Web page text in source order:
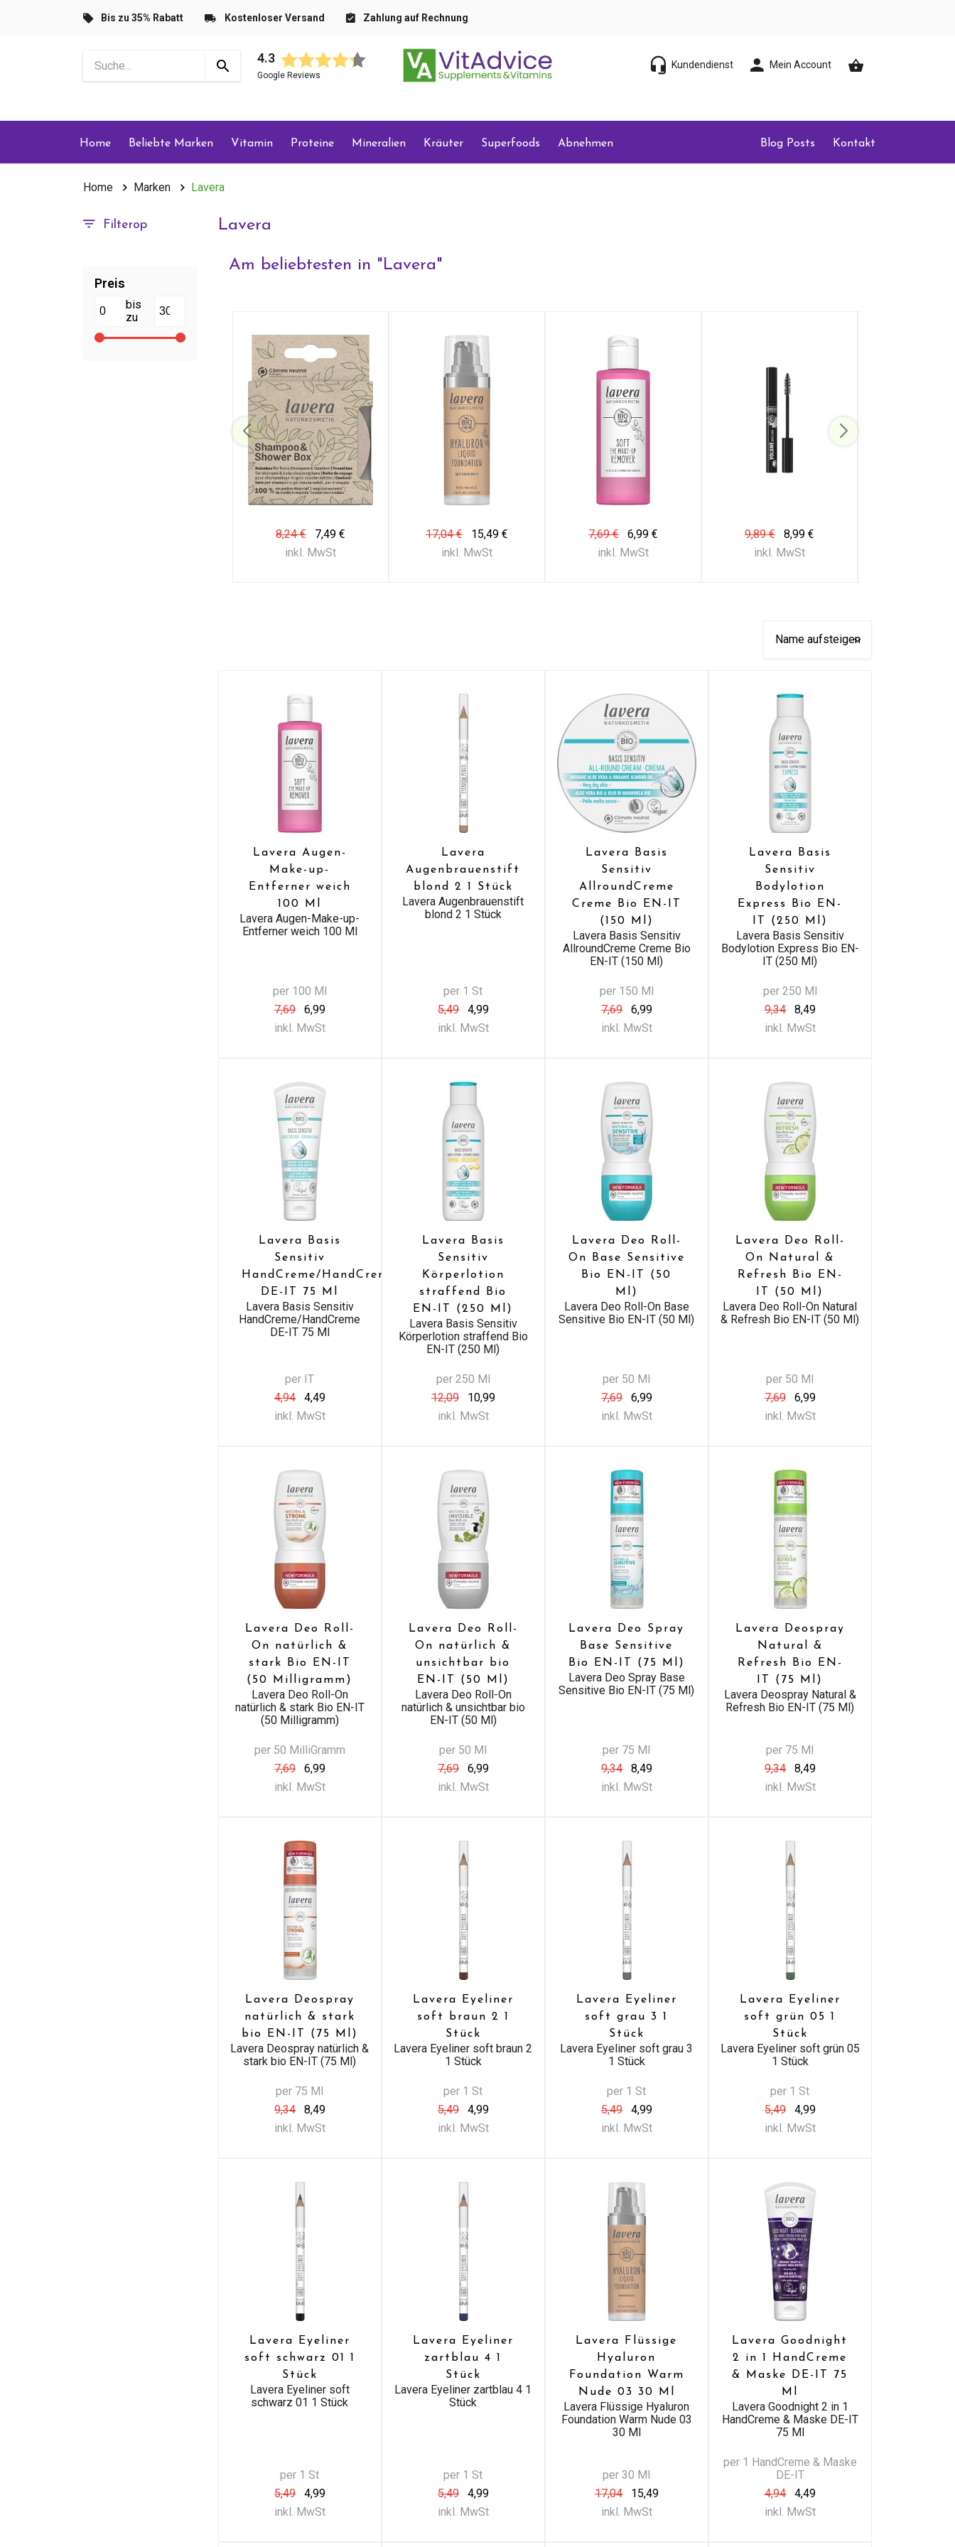
Bis zu 35% Rabatt Kostenloser Versand Zahlung auf Rechnung
4.3
Google Reviews
Kundendienst Mein Account
Home Beliebte Marken Vitamin Proteine Mineralien Kräuter Superfoods Abnehmen Blog Posts Kontakt
Home Marken Lavera
Filterop
Preis
bis
zu
Lavera
Am beliebtesten in "Lavera"
8,24 €
7,49 €
inkl. MwSt
17,04 €
15,49 €
inkl. MwSt
7,69 €
6,99 €
inkl. MwSt
9,89 €
8,99 €
inkl. MwSt
Lavera Augen-
Make-up-
Entferner weich
100 Ml
Lavera Augen-Make-up-
Entferner weich 100 Ml
per 100 Ml
7,69
6,99
inkl. MwSt
Lavera
Augenbrauenstift
blond 2 1 Stück
Lavera Augenbrauenstift
blond 2 1 Stück
per 1 St
5,49
4,99
inkl. MwSt
Lavera Basis
Sensitiv
AllroundCreme
Creme Bio EN-IT
(150 Ml)
Lavera Basis Sensitiv
AllroundCreme Creme Bio
EN-IT (150 Ml)
per 150 Ml
7,69
6,99
inkl. MwSt
Lavera Basis
Sensitiv
Bodylotion
Express Bio EN-
IT (250 Ml)
Lavera Basis Sensitiv
Bodylotion Express Bio EN-
IT (250 Ml)
per 250 Ml
9,34
8,49
inkl. MwSt
Lavera Basis
Sensitiv
HandCreme/HandCreme
DE-IT 75 Ml
Lavera Basis Sensitiv
HandCreme/HandCreme
DE-IT 75 Ml
per IT
4,94
4,49
inkl. MwSt
Lavera Basis
Sensitiv
Körperlotion
straffend Bio
EN-IT (250 Ml)
Lavera Basis Sensitiv
Körperlotion straffend Bio
EN-IT (250 Ml)
per 250 Ml
12,09
10,99
inkl. MwSt
Lavera Deo Roll-
On Base Sensitive
Bio EN-IT (50
Ml)
Lavera Deo Roll-On Base
Sensitive Bio EN-IT (50 Ml)
per 50 Ml
7,69
6,99
inkl. MwSt
Lavera Deo Roll-
On Natural &
Refresh Bio EN-
IT (50 Ml)
Lavera Deo Roll-On Natural
& Refresh Bio EN-IT (50 Ml)
per 50 Ml
7,69
6,99
inkl. MwSt
Lavera Deo Roll-
On natürlich &
stark Bio EN-IT
(50 Milligramm)
Lavera Deo Roll-On
natürlich & stark Bio EN-IT
(50 Milligramm)
per 50 MilliGramm
7,69
6,99
inkl. MwSt
Lavera Deo Roll-
On natürlich &
unsichtbar bio
EN-IT (50 Ml)
Lavera Deo Roll-On
natürlich & unsichtbar bio
EN-IT (50 Ml)
per 50 Ml
7,69
6,99
inkl. MwSt
Lavera Deo Spray
Base Sensitive
Bio EN-IT (75 Ml)
Lavera Deo Spray Base
Sensitive Bio EN-IT (75 Ml)
per 75 Ml
9,34
8,49
inkl. MwSt
Lavera Deospray
Natural &
Refresh Bio EN-
IT (75 Ml)
Lavera Deospray Natural &
Refresh Bio EN-IT (75 Ml)
per 75 Ml
9,34
8,49
inkl. MwSt
Lavera Deospray
natürlich & stark
bio EN-IT (75 Ml)
Lavera Deospray natürlich &
stark bio EN-IT (75 Ml)
per 75 Ml
9,34
8,49
inkl. MwSt
Lavera Eyeliner
soft braun 2 1
Stück
Lavera Eyeliner soft braun 2
1 Stück
per 1 St
5,49
4,99
inkl. MwSt
Lavera Eyeliner
soft grau 3 1
Stück
Lavera Eyeliner soft grau 3
1 Stück
per 1 St
5,49
4,99
inkl. MwSt
Lavera Eyeliner
soft grün 05 1
Stück
Lavera Eyeliner soft grün 05
1 Stück
per 1 St
5,49
4,99
inkl. MwSt
Lavera Eyeliner
soft schwarz 01 1
Stück
Lavera Eyeliner soft
schwarz 01 1 Stück
per 1 St
5,49
4,99
inkl. MwSt
Lavera Eyeliner
zartblau 4 1
Stück
Lavera Eyeliner zartblau 4 1
Stück
per 1 St
5,49
4,99
inkl. MwSt
Lavera Flüssige
Hyaluron
Foundation Warm
Nude 03 30 Ml
Lavera Flüssige Hyaluron
Foundation Warm Nude 03
30 Ml
per 30 Ml
17,04
15,49
inkl. MwSt
Lavera Goodnight
2 in 1 HandCreme
& Maske DE-IT 75
Ml
Lavera Goodnight 2 in 1
HandCreme & Maske DE-IT
75 Ml
per 1 HandCreme & Maske
DE-IT
4,94
4,49
inkl. MwSt